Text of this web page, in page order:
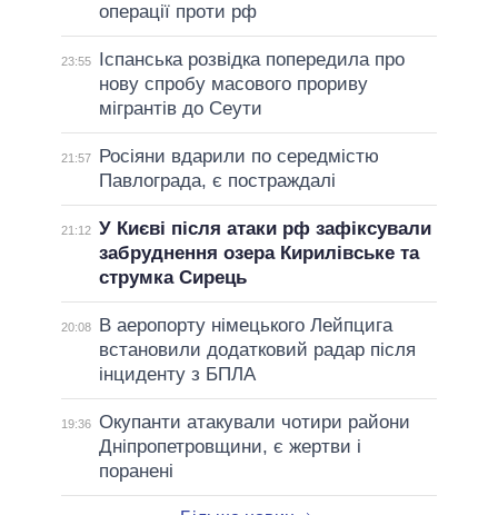
операції проти рф
23:55
Іспанська розвідка попередила про
нову спробу масового прориву
мігрантів до Сеути
21:57
Росіяни вдарили по середмістю
Павлограда, є постраждалі
21:12 У Києві після атаки рф зафіксували
забруднення озера Кирилівське та
струмка Сирець
20:08
В аеропорту німецького Лейпцига
встановили додатковий радар після
інциденту з БПЛА
19:36 Окупанти атакували чотири райони
Дніпропетровщини, є жертви і
поранені